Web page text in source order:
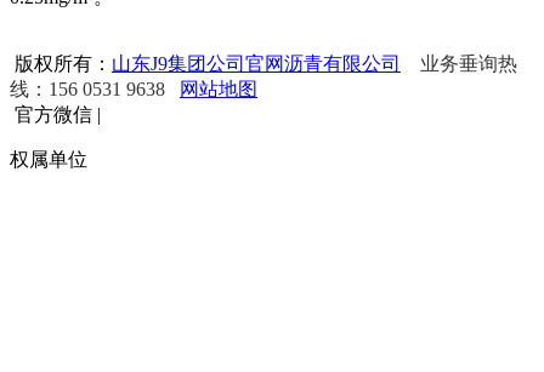
版权所有： 山东J9集团公司官网沥青有限公司
业务垂询热
线：156 0531 9638
网站地图
官方微信 |
权属单位